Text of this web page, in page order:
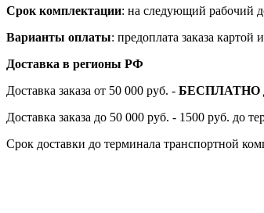
Срок комплектации: на следующий рабочий
Варианты оплаты: предоплата заказа
Доставка в регионы РФ
Доставка заказа от 50 000 руб. - БЕСПЛАТНО
Доставка заказа до 50 000 руб. - 1500 руб. до
Срок доставки до терминала транспортной